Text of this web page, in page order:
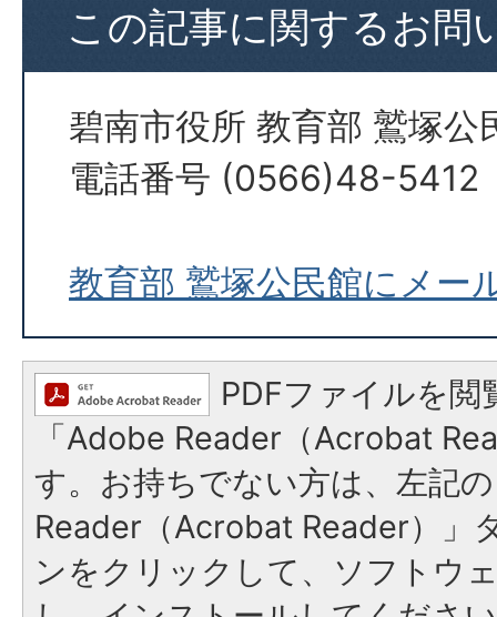
この記事に関するお問
碧南市役所 教育部 鷲塚公
電話番号 (0566)48-5412
教育部 鷲塚公民館にメー
PDFファイルを閲
「Adobe Reader（Acrobat
す。お持ちでない方は、左記
Reader（Acrobat Reader）」
ンをクリックして、ソフトウ